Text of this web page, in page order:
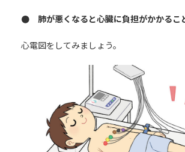
● 肺が悪くなると心臓に負担がかかるこ
心電図をしてみましょう。